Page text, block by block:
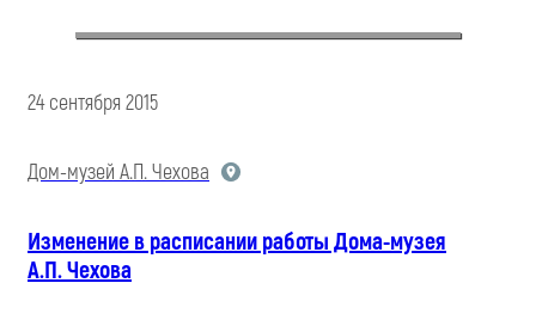
24 сентября 2015
Дом-музей А.П. Чехова
Изменение в расписании работы Дома-музея
А.П. Чехова